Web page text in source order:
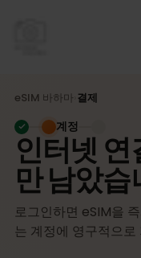
eSIM 바하마 결제
인터넷 연
만 남았습
로그인하면 eSIM을
는 계정에 영구적으로
계정